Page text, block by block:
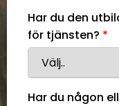
Har du den
för tjänsten?
Har du någon